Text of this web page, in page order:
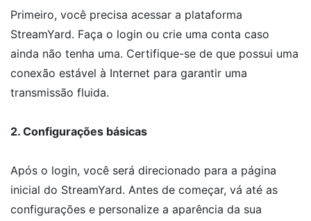
Primeiro, você precisa acessar a plataforma
StreamYard. Faça o login ou crie uma conta caso
ainda não tenha uma. Certifique-se de que possui uma
conexão estável à Internet para garantir uma
transmissão fluida.
2. Configurações básicas
Após o login, você será direcionado para a página
inicial do StreamYard. Antes de começar, vá até as
configurações e personalize a aparência da sua